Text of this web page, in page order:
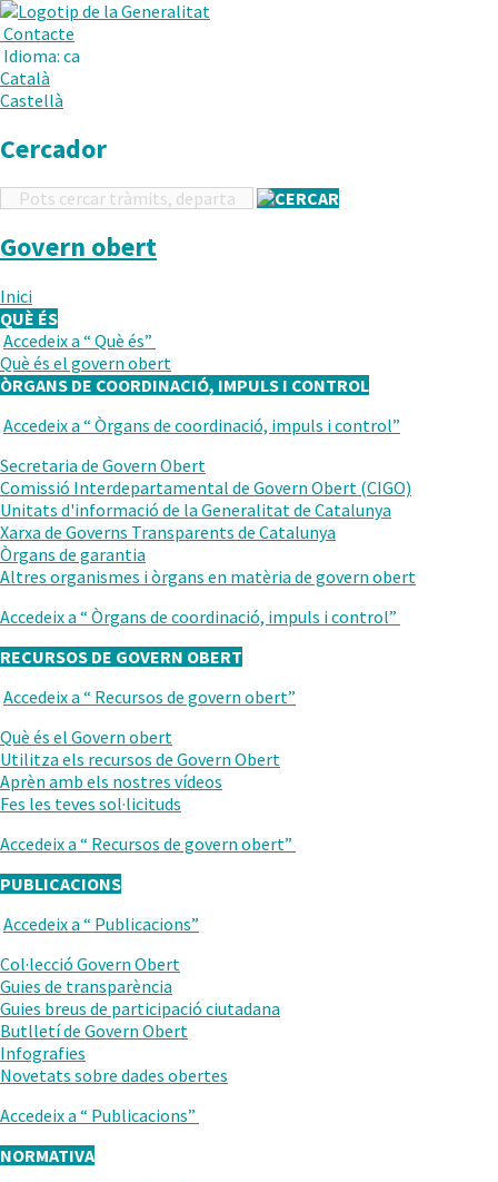
.
Obre
en
una
nova
Menú
Contacte
Idioma: ca
Català
Castellà
Cercador
Govern obert
Inici
QUÈ ÉS
TORNAR
AL
NIVELL
ANTERIOR
Accedeix a “ Què és”
Què és el govern obert
ÒRGANS DE COORDINACIÓ, IMPULS I CONTROL
TORNAR
AL
NIVELL
ANTERIOR
Accedeix a “ Òrgans de coordinació, impuls i control”
Secretaria de Govern Obert
Comissió Interdepartamental de Govern Obert (CIGO)
Unitats d'informació de la Generalitat de Catalunya
Xarxa de Governs Transparents de Catalunya
Òrgans de garantia
Altres organismes i òrgans en matèria de govern obert
Accedeix a “ Òrgans de coordinació, impuls i control”
RECURSOS DE GOVERN OBERT
TORNAR
AL
NIVELL
ANTERIOR
Accedeix a “ Recursos de govern obert”
Què és el Govern obert
Obre
en
una
finestra.
Utilitza els recursos de Govern Obert
Aprèn amb els nostres vídeos
una
Fes les teves sol·licituds
Accedeix a “ Recursos de govern obert”
PUBLICACIONS
TORNAR
AL
NIVELL
ANTERIOR
Accedeix a “ Publicacions”
Col·lecció Govern Obert
Guies de transparència
Guies breus de participació ciutadana
Butlletí de Govern Obert
Infografies
Novetats sobre dades obertes
Accedeix a “ Publicacions”
NORMATIVA